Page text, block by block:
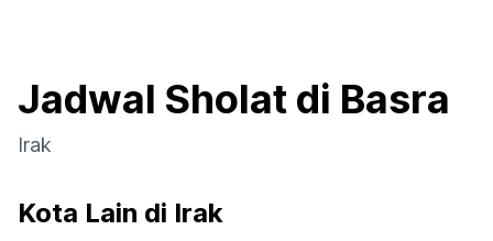
Jadwal Sholat di Basra
Irak
Kota Lain di Irak